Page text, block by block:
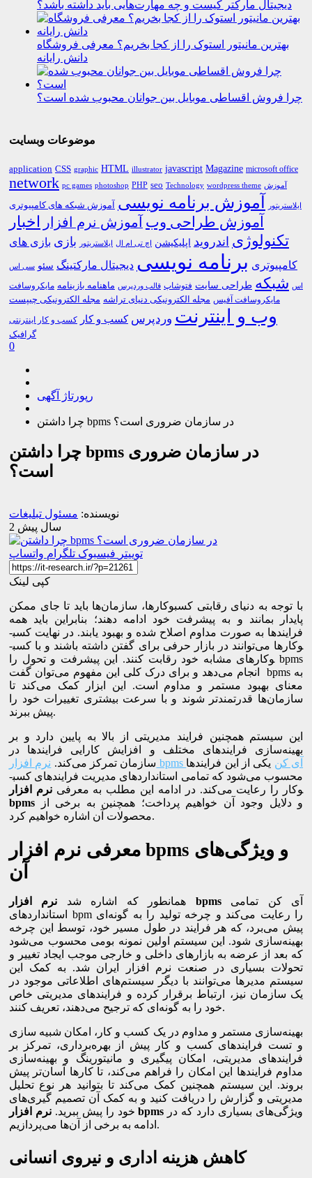
دیجیتال مارکتر کیست و چه مهارت‌هایی باید داشته باشد؟
بهترین مانیتور استوک را از کجا بخریم؟ معرفی فروشگاه
دانش رایانه
چرا فروش اقساطی موبایل بین جوانان محبوب شده است؟
موضوعات وبسایت
application CSS graphic HTML illustrator javascript Magazine microsoft office
network pc games photoshop PHP seo Technology wordpress theme آموزش
ایلاستریتور آموزش برنامه نویسی آموزش شبکه های کامپیوتری
آموزش طراحی وب آموزش نرم افزار اخبار
تکنولوژی اندروید اپلیکیشن اچ تی ام ال ایلاستریتور بازی بازی های
کامپیوتری برنامه نویسی دیجیتال مارکتینگ سئو سی اس
اس شبکه طراحی سایت فتوشاپ قالب وردپرس ماهنامه بازینامه مایکروسافت
مایکروسافت آفیس مجله الکترونیکی دنیای تراشه مجله الکترونیکی چیپست
وب و اینترنت وردپرس کسب و کار کسب و کار اینترنتی
گرافیک
0
رپورتاژ آگهی
چرا داشتن bpms در سازمان ضروری است؟
چرا داشتن bpms در سازمان ضروری
است؟
نویسنده: مسئول تبلیغات
2 سال پیش
توییتر فیسبوک تلگرام واتساپ
کپی لینک
با توجه به دنیای رقابتی کسب­وکارها، سازمان‌ها باید تا جای ممکن
پایدار بمانند و به پیشرفت خود ادامه دهند؛ بنابراین باید همه
فرایندها به صورت مداوم اصلاح شده و بهبود یابند. در نهایت کسب­
وکارها می‌توانند در بازار حرفی برای گفتن داشته باشند و با کسب­
وکارهای مشابه خود رقابت کنند.‌ این پیشرفت و تحول را bpms
انجام می‌دهد و برای درک کلی این مفهوم می‌توان گفت bpms به
معنای بهبود مستمر و مداوم است. این ابزار کمک می‌کند تا
سازمان‌ها قدرتمندتر شوند و با سرعت بیش­تری تغییرات خود را
پیش ببرند.
این سیستم همچنین فرایند مدیریتی از بالا به پایین دارد و بر
بهینه‌سازی فرایندهای مختلف و افزایش کارایی فرایندها در
سازمان تمرکز می‌کند.
نرم ‌افزار bpms آی ­کن یکی از این فرایندها
محسوب می‌شود که تمامی استانداردهای مدیریت فرایندهای کسب­
وکار را رعایت می‌کند. در ادامه این مطلب به معرفینرم افزار
bpms
محصولات آن اشاره خواهیم کرد.
معرفی نرم افزار bpms و ویژگی‌های
آن
همانطور که اشاره شد bpmsآی کن تمامی
استانداردهای bpm را رعایت می‌کند و چرخه تولید را به گونه‌ای
پیش می‌برد، که هر فرایند در طول مسیر خود، توسط این چرخه
بهینه‌سازی شود. این سیستم اولین نمونه بومی محسوب می‌شود
که بعد از عرضه به بازارهای داخلی و خارجی موجب ایجاد تغییر و
تحولات بسیاری در صنعت نرم ‌افزار ایران شد. به کمک این
سیستم مدیرها می‌توانند با دیگر سیستم‌های اطلاعاتی موجود در
یک سازمان نیز، ارتباط برقرار کرده و فرایندهای مدیریتی خاص
خود را به گونه‌ای که ترجیح می‌دهند، تعریف کنند.
بهینه‌سازی مستمر و مداوم در یک کسب و کار، امکان شبیه سازی
و تست فرایندهای کسب و کار پیش از بهره‌برداری، تمرکز بر
فرایندهای مدیریتی، امکان پیگیری و مانیتورینگ و بهینه‌سازی
مداوم فرایندها این امکان را فراهم می‌کند، تا کارها آسان‌تر پیش
بروند. این سیستم همچنین کمک می‌کند تا بتوانید هر نوع تحلیل
مدیریتی و گزارش را دریافت کنید و به کمک آن تصمیم گیری‌های
خود را پیش ببرید. نرم افزارbpms
ادامه به برخی از آن‌ها می‌پردازیم.
کاهش هزینه اداری و نیروی انسانی